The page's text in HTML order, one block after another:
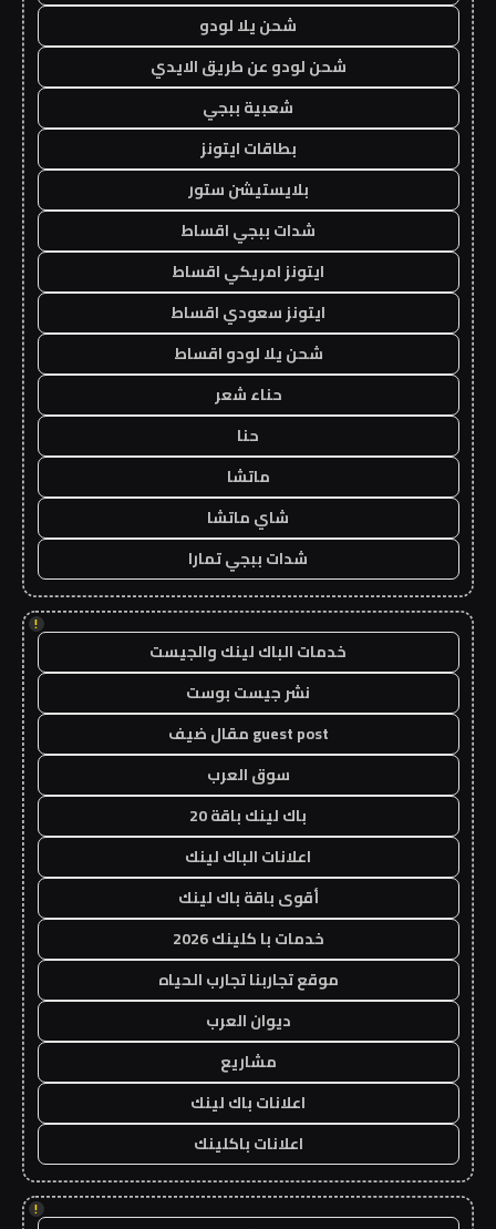
شحن يلا لودو
شحن لودو عن طريق الايدي
شعبية ببجي
بطاقات ايتونز
بلايستيشن ستور
شدات ببجي اقساط
ايتونز امريكي اقساط
ايتونز سعودي اقساط
شحن يلا لودو اقساط
حناء شعر
حنا
ماتشا
شاي ماتشا
شدات ببجي تمارا
!
خدمات الباك لينك والجيست
نشر جيست بوست
guest post مقال ضيف
سوق العرب
باك لينك باقة 20
اعلانات الباك لينك
أقوى باقة باك لينك
خدمات با كلينك 2026
موقع تجاربنا تجارب الحياه
ديوان العرب
مشاريع
اعلانات باك لينك
اعلانات باكلينك
!